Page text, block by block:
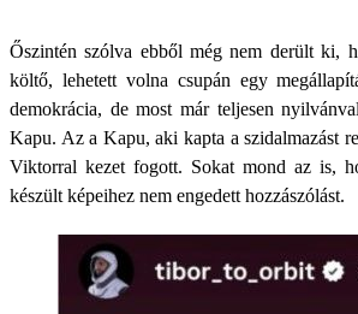
Őszintén szólva ebből még nem derült ki,
költő, lehetett volna csupán egy
demokrácia, de most már teljesen
Kapu. Az a Kapu, aki kapta a szidalmazást
Viktorral kezet fogott. Sokat mond az is,
készült képeihez nem engedett hozzászólást.